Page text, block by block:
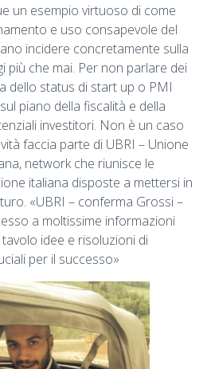
un esempio virtuoso di come
e uso consapevole del
incidere concretamente sulla
più che mai. Per non parlare dei
dello status di start up o PMI
piano della fiscalità e della
investitori. Non è un caso
faccia parte di UBRI – Unione
network che riunisce le
italiana disposte a mettersi in
«UBRI – conferma Grossi –
a moltissime informazioni
idee e risoluzioni di
per il successo»